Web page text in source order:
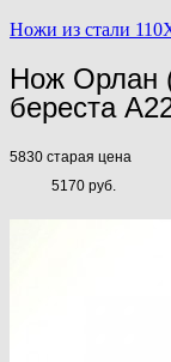
Ножи из стали
Нож Орлан
береста
5830 старая цена
5170 руб.